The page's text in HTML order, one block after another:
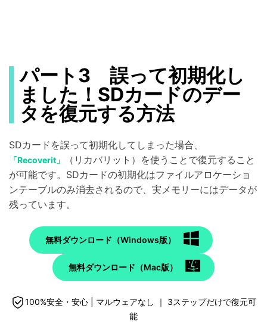
パート3 誤って初期化し
ました！SDカードのデー
タを復元する方法
SDカードを誤って初期化してしまった場合、
「Recoverit」
（リカバリット）を使うことで復元すること
が可能です。SDカードの初期化はファイルアロケーショ
ンテーブルのみ消去されるので、実メモリーにはデータが
残っています。
無料ダウンロード（Windows版）
無料ダウンロード（Mac版）
100%安全・安心 | マルウェアなし ｜ 3ステップだけで復元可
能